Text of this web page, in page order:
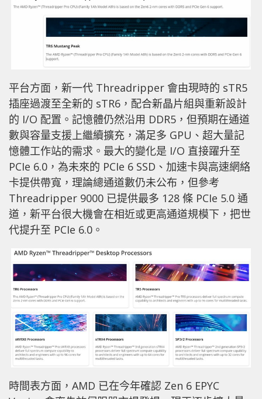
平台方面，新一代 Threadripper 會由現時的 sTR5
插座過渡至全新的 sTR6，配合新晶片組與重新設計
的 I/O 配置。記憶體仍然沿用 DDR5，但預期在通道
數與容量支援上繼續擴充，滿足多 GPU、超大量記
憶體工作站的需求。最大的變化是 I/O 直接躍升至
PCIe 6.0，為未來的 PCIe 6 SSD、加速卡與高速網絡
卡提供帶寬，理論總通道數仍未公布，但參考
Threadripper 9000 已提供最多 128 條 PCIe 5.0 通
道，新平台很大機會在相近或更高通道規模下，把世
代提升至 PCIe 6.0。
時間表方面，AMD 已在今年確認 Zen 6 EPYC